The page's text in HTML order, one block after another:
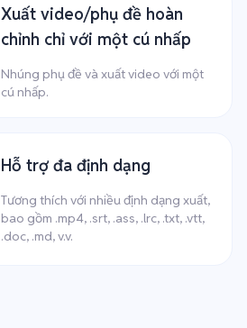
Xuất video/phụ đề hoàn
chỉnh chỉ với một cú nhấp
Nhúng phụ đề và xuất video với một
cú nhấp.
Hỗ trợ đa định dạng
Tương thích với nhiều định dạng xuất,
bao gồm .mp4, .srt, .ass, .lrc, .txt, .vtt,
.doc, .md, v.v.